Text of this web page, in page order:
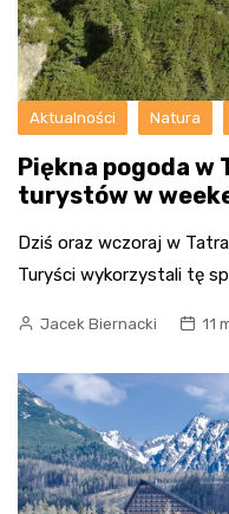
Aktualności Natura
Piękna pogoda w
turystów w
Dziś oraz wczoraj w
Turyści wykorzystali tę
Jacek Biernacki 11